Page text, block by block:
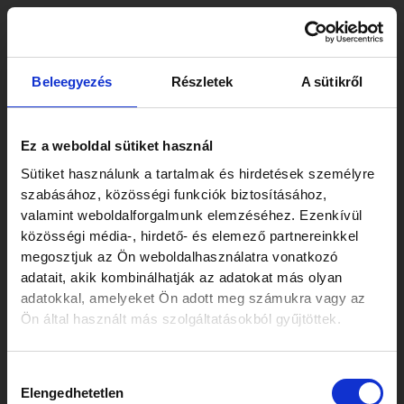
Beleegyezés Részletek A sütikről
Ez a weboldal sütiket használ
Sütiket használunk a tartalmak és hirdetések személyre
szabásához, közösségi funkciók biztosításához,
valamint weboldalforgalmunk elemzéséhez. Ezenkívül
közösségi média-, hirdető- és elemező partnereinkkel
megosztjuk az Ön weboldalhasználatra vonatkozó
adatait, akik kombinálhatják az adatokat más olyan
adatokkal, amelyeket Ön adott meg számukra vagy az
Ön által használt más szolgáltatásokból gyűjtöttek.
kiválasztása
Elengedhetetlen
Skip
content
Rendkívül tapasztaltak a
nemzetközi
tranzakciókban, jól
tájékozottak, mindig
elérhetőek és készek extra
erőfeszítéseket is
megtenni. Kiváló ügyvédi
csapatukkal tűnnek ki, akik
rendíthetetlen
tanúsítanak a kiválóság és
Post